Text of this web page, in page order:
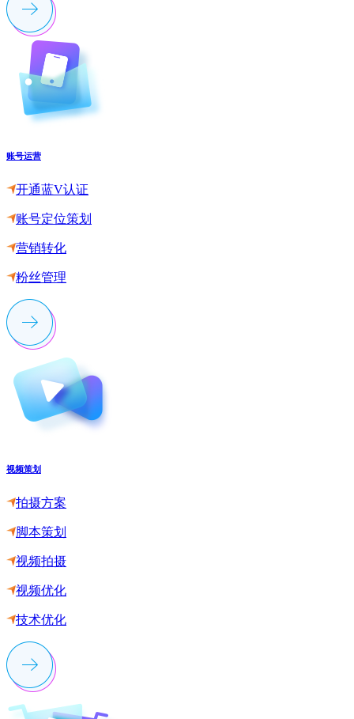
账号运营
开通蓝V认证
账号定位策划
营销转化
粉丝管理
视频策划
拍摄方案
脚本策划
视频拍摄
视频优化
技术优化